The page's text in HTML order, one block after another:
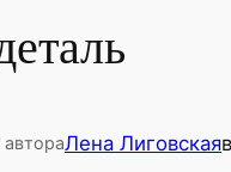
автораЛена Лиговскаяв